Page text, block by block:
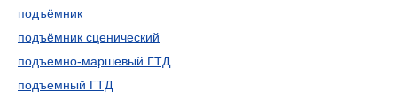
подъёмник
подъёмник сценический
подъемно-маршевый ГТД
подъемный ГТД